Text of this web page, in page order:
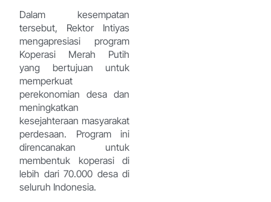
Dalam kesempatan
tersebut, Rektor Intiyas
mengapresiasi program
Koperasi Merah Putih
yang bertujuan untuk
memperkuat
perekonomian desa dan
meningkatkan
kesejahteraan masyarakat
perdesaan. Program ini
direncanakan untuk
membentuk koperasi di
lebih dari 70.000 desa di
seluruh Indonesia.